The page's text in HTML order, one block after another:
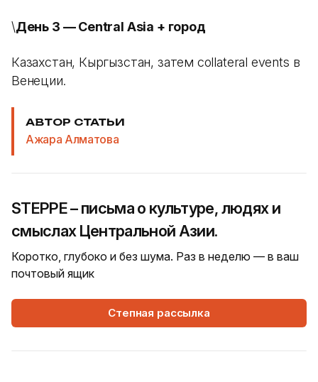
\День 3 — Central Asia + город
Казахстан, Кыргызстан, затем collateral events в
Венеции.
АВТОР СТАТЬИ
Ажара Алматова
STEPPE – письма о культуре, людях и
смыслах Центральной Азии.
Коротко, глубоко и без шума. Раз в неделю — в ваш
почтовый ящик
Степная рассылка